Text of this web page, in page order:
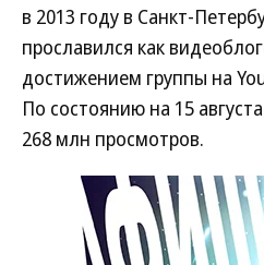
в 2013 году в Санкт-
прославился как
достижением группы на
По состоянию на 15
268 млн просмотров.